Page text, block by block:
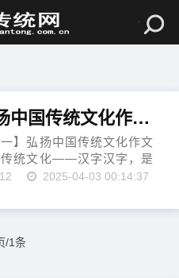
弘扬中国传统文化作文（精编）
一】弘扬中国传统文化作文
传统文化——汉字汉字，是
族几千年来文化的结晶。
要。作为一个中国人，我
2025-04-03 00:14:37
/1条